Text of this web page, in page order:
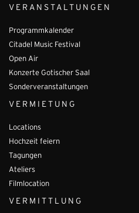
VERANSTALTUNGEN
Programmkalender
Citadel Music Festival
Open Air
Konzerte Gotischer Saal
Sonderveranstaltungen
VERMIETUNG
Locations
Hochzeit feiern
Tagungen
Ateliers
Filmlocation
VERMITTLUNG